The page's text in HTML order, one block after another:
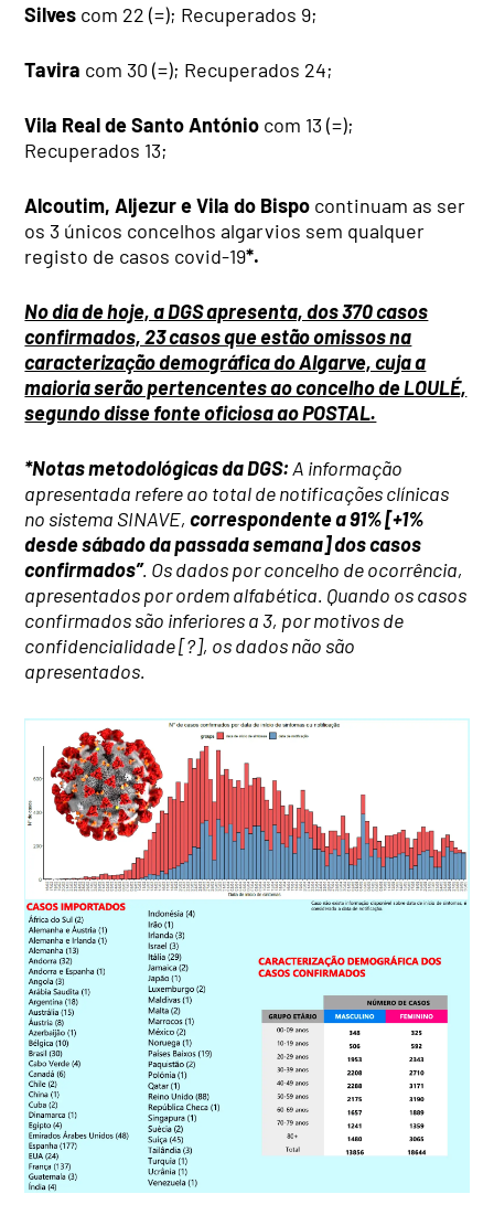
Silves com 22 (=); Recuperados 9;
Tavira com 30 (=); Recuperados 24;
Vila Real de Santo António com 13 (=);
Recuperados 13;
Alcoutim, Aljezur e Vila do Bispo continuam as ser
os 3 únicos concelhos algarvios sem qualquer
registo de casos covid-19*.
No dia de hoje, a DGS apresenta, dos 370 casos
confirmados, 23 casos que estão omissos na
caracterização demográfica do Algarve, cuja a
maioria serão pertencentes ao concelho de LOULÉ,
segundo disse fonte oficiosa ao POSTAL.
*Notas metodológicas da DGS:A informação
apresentada refere ao total de notificações clínicas
no sistema SINAVE, correspondente a 91% [+1%
desde sábado da passada semana] dos casos
confirmados”. Os dados por concelho de ocorrência,
apresentados por ordem alfabética. Quando os casos
confirmados são inferiores a 3, por motivos de
confidencialidade [?], os dados não são
apresentados.